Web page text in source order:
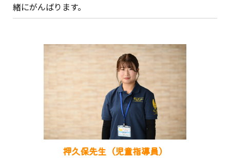
緒にがんばります。
押久保先生（児童指導員）